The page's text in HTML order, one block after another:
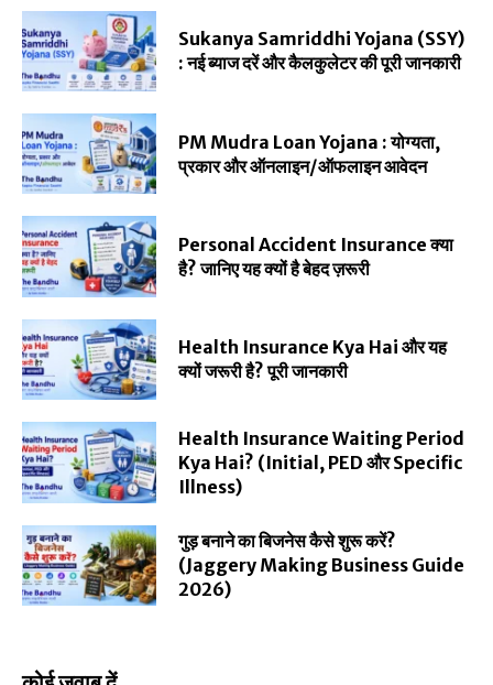
Sukanya Samriddhi Yojana (SSY)
: नई ब्याज दरें और कैलकुलेटर की पूरी जानकारी
PM Mudra Loan Yojana : योग्यता,
प्रकार और ऑनलाइन/ऑफलाइन आवेदन
Personal Accident Insurance क्या
है? जानिए यह क्यों है बेहद ज़रूरी
Health Insurance Kya Hai और यह
क्यों जरूरी है? पूरी जानकारी
Health Insurance Waiting Period
Kya Hai? (Initial, PED और Specific
Illness)
गुड़ बनाने का बिजनेस कैसे शुरू करें?
(Jaggery Making Business Guide
2026)